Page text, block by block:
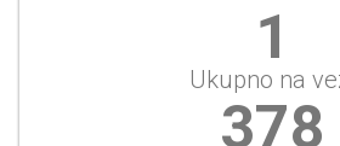
1
Ukupno na
405